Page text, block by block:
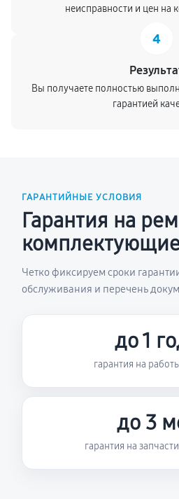
неисправности и цен на
4
Вы получаете полностью
гарантией
ГАРАНТИЙНЫЕ УСЛОВИЯ
Гарантия на
Четко фиксируем сроки
обслуживания и перечень
до 1
гарантия на
до 3
гарантия на